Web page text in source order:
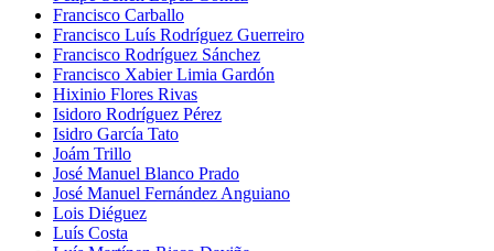
Francisco Carballo
Francisco Luís Rodríguez Guerreiro
Francisco Rodríguez Sánchez
Francisco Xabier Limia Gardón
Hixinio Flores Rivas
Isidoro Rodríguez Pérez
Isidro García Tato
Joám Trillo
José Manuel Blanco Prado
José Manuel Fernández Anguiano
Lois Diéguez
Luís Costa